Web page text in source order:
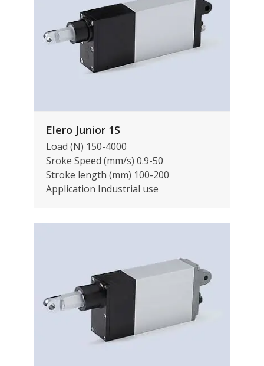
Elero Junior 1S
Load (N) 150-4000
Sroke Speed (mm/s) 0.9-50
Stroke length (mm) 100-200
Application Industrial use